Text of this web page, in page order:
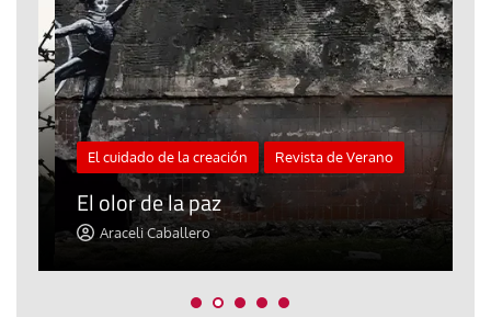
El cuidado de la creación Revista de Verano
El olor de la paz
Araceli Caballero